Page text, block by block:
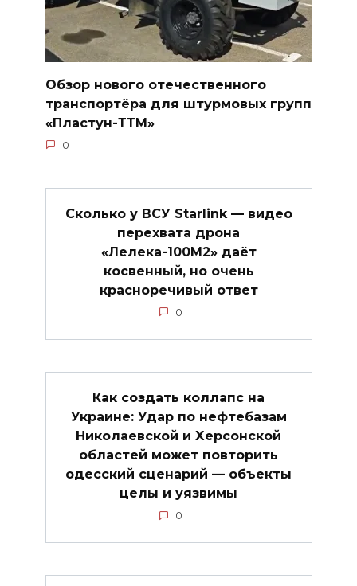
Обзор нового отечественного
транспортёра для штурмовых групп
«Пластун-ТТМ»
0
Сколько у ВСУ Starlink — видео
перехвата дрона
«Лелека-100М2» даёт
косвенный, но очень
красноречивый ответ
0
Как создать коллапс на
Украине: Удар по нефтебазам
Николаевской и Херсонской
областей может повторить
одесский сценарий — объекты
целы и уязвимы
0